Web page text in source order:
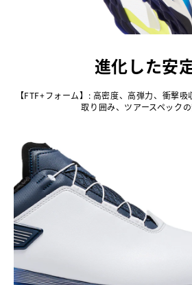
進化した安
【FTF+フォーム】: 高密度、高弾力、衝撃
取り囲み、ツアースペックの